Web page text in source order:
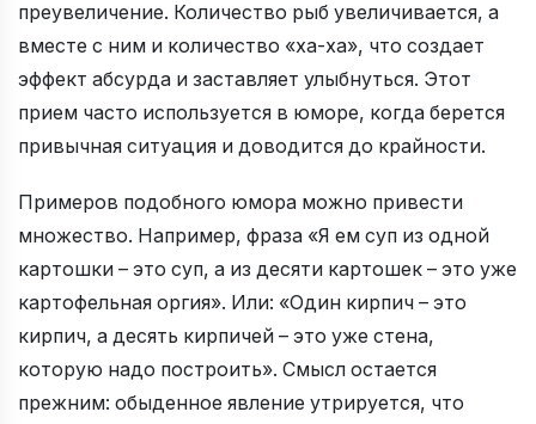
преувеличение. Количество рыб увеличивается, а
вместе с ним и количество «ха-ха», что создает
эффект абсурда и заставляет улыбнуться. Этот
прием часто используется в юморе, когда берется
привычная ситуация и доводится до крайности.
Примеров подобного юмора можно привести
множество. Например, фраза «Я ем суп из одной
картошки – это суп, а из десяти картошек – это уже
картофельная оргия». Или: «Один кирпич – это
кирпич, а десять кирпичей – это уже стена,
которую надо построить». Смысл остается
прежним: обыденное явление утрируется, что